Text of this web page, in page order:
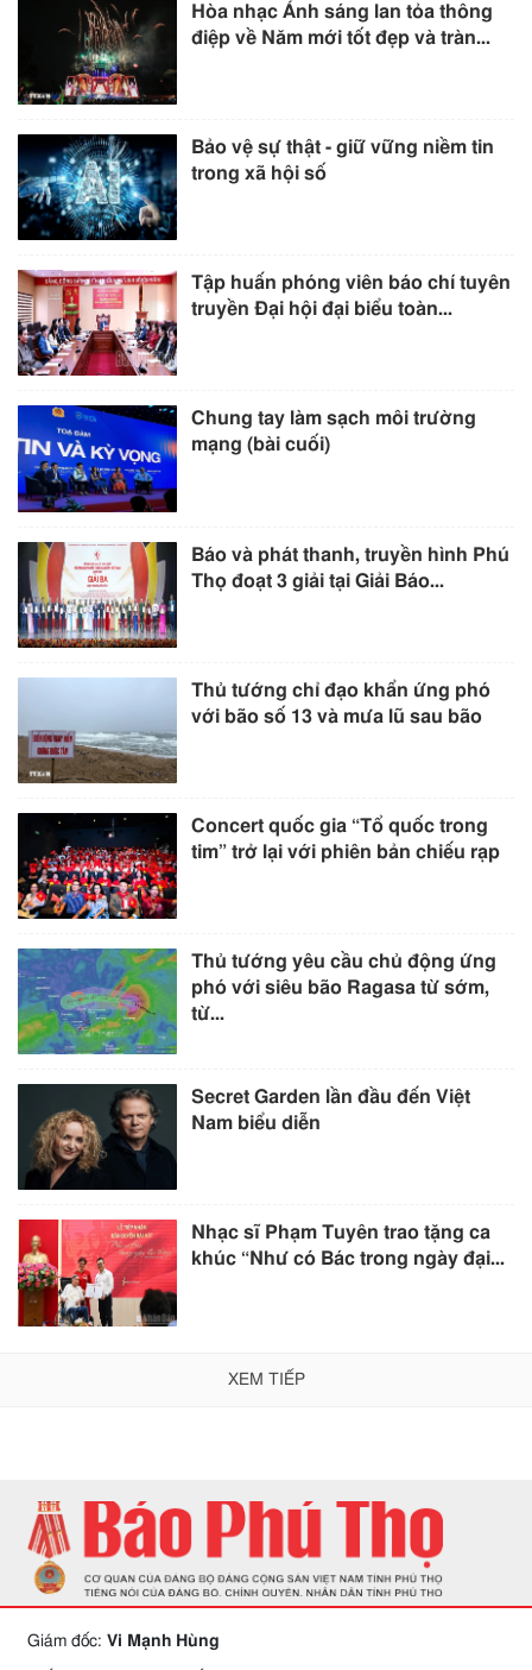
Hòa nhạc Ánh sáng lan tỏa thông
điệp về Năm mới tốt đẹp và tràn...
Bảo vệ sự thật - giữ vững niềm tin
trong xã hội số
Tập huấn phóng viên báo chí tuyên
truyền Đại hội đại biểu toàn...
Chung tay làm sạch môi trường
mạng (bài cuối)
Báo và phát thanh, truyền hình Phú
Thọ đoạt 3 giải tại Giải Báo...
Thủ tướng chỉ đạo khẩn ứng phó
với bão số 13 và mưa lũ sau bão
Concert quốc gia “Tổ quốc trong
tim” trở lại với phiên bản chiếu rạp
Thủ tướng yêu cầu chủ động ứng
phó với siêu bão Ragasa từ sớm,
từ...
Secret Garden lần đầu đến Việt
Nam biểu diễn
Nhạc sĩ Phạm Tuyên trao tặng ca
khúc “Như có Bác trong ngày đại...
XEM TIẾP
Giám đốc: Vi Mạnh Hùng